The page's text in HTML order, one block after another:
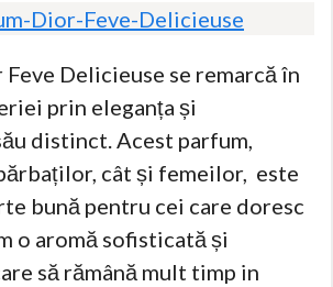
Delicieuse se remarcă în
prin eleganța și
distinct. Acest parfum,
cât și femeilor, este
bună pentru cei care doresc
o aromă sofisticată și
să rămână mult timp in